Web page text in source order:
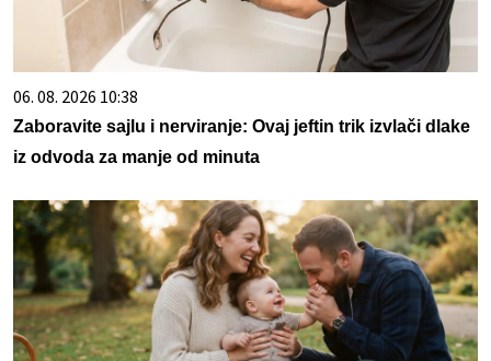
06. 08. 2026 10:38
Zaboravite sajlu i nerviranje: Ovaj jeftin trik izvlači dlake
iz odvoda za manje od minuta